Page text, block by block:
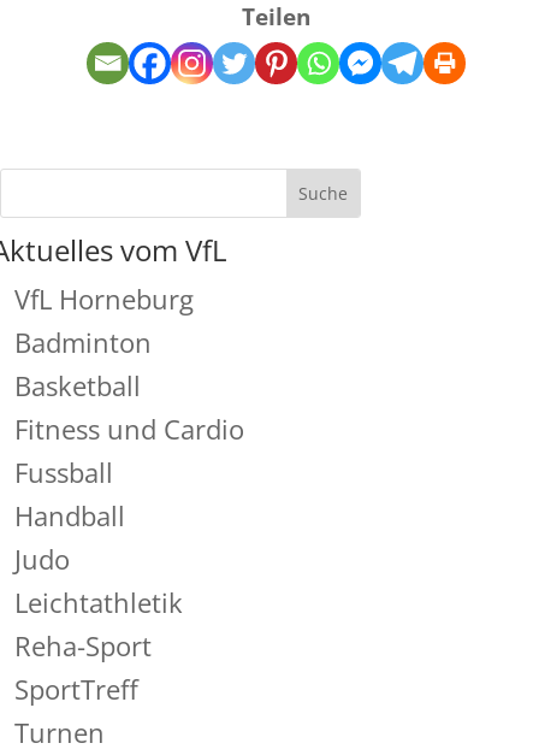
Teilen
vom VfL
VfL Horneburg
Badminton
Basketball
Fitness und Cardio
Fussball
Handball
Judo
Leichtathletik
Reha-Sport
SportTreff
Turnen